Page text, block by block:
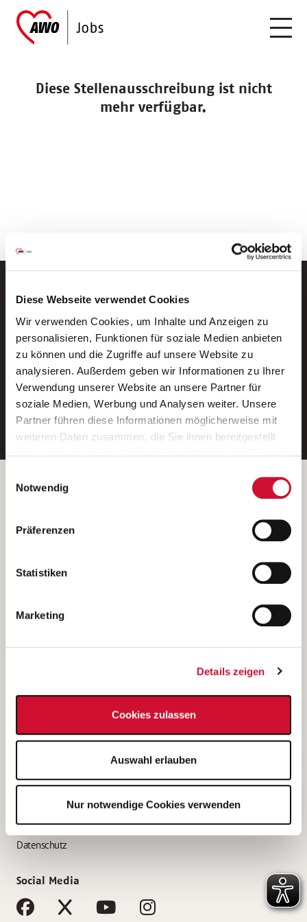
Diese Webseite verwendet Cookies
Wir verwenden Cookies, um Inhalte und Anzeigen zu
personalisieren, Funktionen für soziale Medien anbieten
zu können und die Zugriffe auf unsere Website zu
analysieren. Außerdem geben wir Informationen zu Ihrer
Verwendung unserer Website an unsere Partner für
soziale Medien, Werbung und Analysen weiter. Unsere
Partner führen diese Informationen möglicherweise mit
weiteren Daten zusammen, die Sie ihnen bereitgestellt
Wenn Sie auf „Cookies zulassen“ klicken, so stimmen
Sie der Speicherung sämtlicher Cookies zu. Sie können
Ihre Einwilligung selbstverständlich jederzeit widerrufen,
indem Sie die Cookie-Einstellungen aufrufen und diese
unsererDatenschutzerklärung
Notwendig
Präferenzen
Statistiken
Marketing
Details zeigen
Cookies zulassen
Auswahl erlauben
Nur notwendige Cookies verwenden
Diese Stellenausschreibung ist nicht
mehr verfügbar.
Neue Stellen per E-Mail.
Ein kostenloser Service von AWO
Jobs.
E-Mail-Adresse eintragen
Betreiber der Webseite
Kantstraße 45a
(Ein Tochterunternehmen des AWO Bezirksverbandes Unterfranken
e.V.)
Bewerbung als Altenpflegehelfer*in
Bewerbung als Erzieher*in
AWO Gliederungen nach Bundesland
Impressum
Datenschutz
Social Media